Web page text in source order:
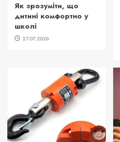
Як зрозуміти, що
дитині комфортно у
школі
27.07.2026